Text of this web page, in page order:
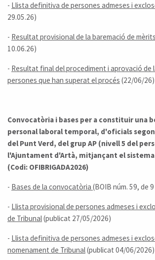
- Llista definitiva de persones admeses i
29.05.26)
- Resultat provisional de la baremació de mèrits
10.06.26)
- Resultat final del procediment i aprovació de
persones que han superat el procés (22/06/26)
Convocatòria i bases per a constituir una
personal laboral temporal, d'oficials
del Punt Verd, del grup AP (nivell 5 del
l'Ajuntament d'Artà, mitjançant el
(Codi: OFIBRIGADA2026)
- Bases de la convocatòria (BOIB núm. 59, de
- Llista provisional de persones admeses i
de Tribunal(publicat 27/05/2026)
- Llista definitiva de persones admeses i
nomenament de Tribunal(publicat 04/06/2026)